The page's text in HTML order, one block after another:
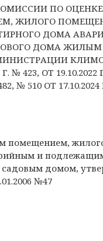
ПО
ЖИЛОГО
ДОМА
ДОМА
№ 423, ОТ 19.10.2022
№ 510 ОТ
помещением,
и
домом,
№47